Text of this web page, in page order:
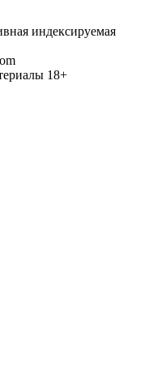
индексируемая
18+